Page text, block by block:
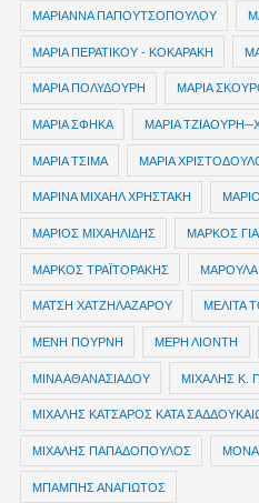
ΜΑΡΙΑΝΝΑ ΠΑΠΟΥΤΣΟΠΟΥΛΟΥ
ΜΑΡΙΑ ΠΕΡΑΤΙΚΟΥ - ΚΟΚΑΡΑΚΗ
ΜΑΡΙΑ ΠΟΛΥΔΟΥΡΗ ΜΑΡΙΑ
ΜΑΡΙΑ ΣΦΗΚΑ ΜΑΡΙΑ
ΜΑΡΙΑ ΤΣΙΜΑ ΜΑΡΙΑ
ΜΑΡΙΝΑ ΜΙΧΑΗΛ ΧΡΗΣΤΑΚΗ
ΜΑΡΙΟΣ ΜΙΧΑΗΛΙΔΗΣ ΜΑΡΚΟΣ
ΜΑΡΚΟΣ ΤΡΑΪΤΟΡΑΚΗΣ ΜΑΡΟΥΛΑ
ΜΑΤΣΗ ΧΑΤΖΗΛΑΖΑΡΟΥ ΜΕΛΙΤΑ
ΜΕΝΗ ΠΟΥΡΝΗ ΜΕΡΗ ΛΙΟΝΤΗ
ΜΙΝΑ ΑΘΑΝΑΣΙΑΔΟΥ ΜΙΧΑΛΗΣ Κ.
ΜΙΧΑΛΗΣ ΚΑΤΣΑΡΟΣ ΚΑΤΑ
ΜΙΧΑΛΗΣ ΠΑΠΑΔΟΠΟΥΛΟΣ ΜΟΝΑ
ΜΠΑΜΠΗΣ ΑΝΑΓΙΩΤΟΣ